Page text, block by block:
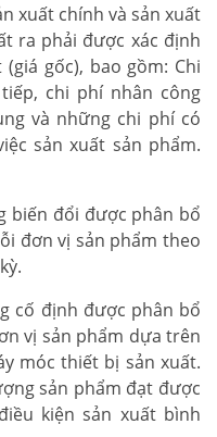
xuất chính và sản xuất
ra phải được xác định
gốc), bao gồm: Chi
chi phí nhân công
và những chi phí có
sản xuất sản phẩm.
biến đổi được phân bổ
đơn vị sản phẩm theo
cố định được phân bổ
vị sản phẩm dựa trên
móc thiết bị sản xuất.
sản phẩm đạt được
kiện sản xuất bình